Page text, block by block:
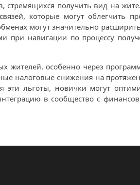
получить вид на
которые могут облегчить
могут значительно
при навигации по процессу
жителей, особенно через
налоговые снижения на
льготы, новички могут
в сообщество с